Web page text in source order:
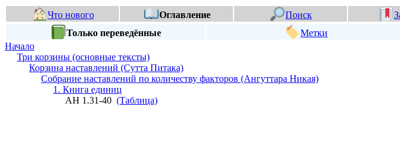
Что нового Оглавление Поиск
Только переведённые
Метки
Начало
Три корзины (основные тексты)
Корзина наставлений (Сутта Питака)
Собрание наставлений по количеству факторов (Ангуттара Никая)
1. Книга единиц
АН 1.31-40 (Таблица)